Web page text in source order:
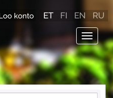
Toggle
konto ET FI EN RU